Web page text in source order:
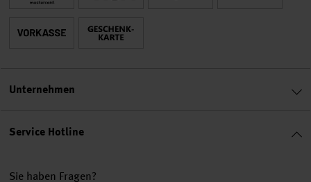
Service Hotline
Sie haben Fragen?
Unternehmen